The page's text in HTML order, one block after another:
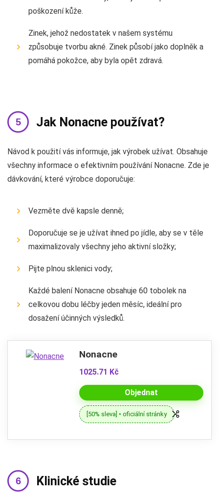
poškození kůže.
Zinek, jehož nedostatek v našem systému
způsobuje tvorbu akné. Zinek působí jako doplněk a
pomáhá pokožce, aby byla opět zdravá.
Jak Nonacne používat?
Návod k použití vás informuje, jak výrobek užívat. Obsahuje
všechny informace o efektivním používání Nonacne. Zde je
dávkování, které výrobce doporučuje:
Vezměte dvě kapsle denně;
Doporučuje se je užívat ihned po jídle, aby se v těle
maximalizovaly všechny jeho aktivní složky;
Pijte plnou sklenici vody;
Každé balení Nonacne obsahuje 60 tobolek na
celkovou dobu léčby jeden měsíc, ideální pro
dosažení účinných výsledků.
Nonacne
1025.71 Kč
Objednat
[50% sleva] • oficiální stránky
Klinické studie